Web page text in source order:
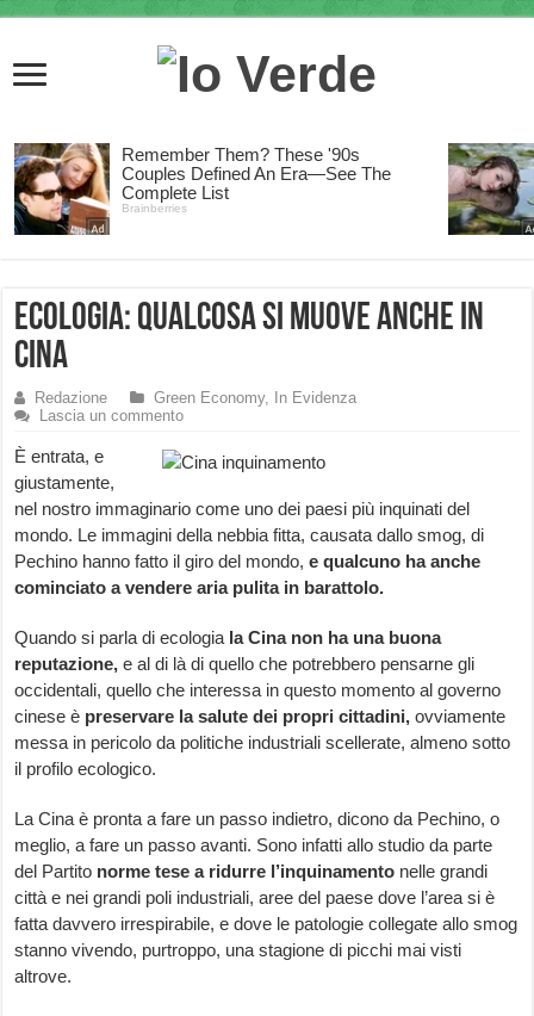
Ecologia: qualcosa si muove anche in
Cina
Redazione Green Economy,
In Evidenza
Lascia un commento
È entrata, e
giustamente,
nel nostro immaginario come uno dei paesi più inquinati del
mondo. Le immagini della nebbia fitta, causata dallo smog, di
Pechino hanno fatto il giro del mondo,e qualcuno ha anche
cominciato a vendere aria pulita in barattolo.
Quando si parla di ecologia la Cina non ha una buona
reputazione,e al di là di quello che potrebbero pensarne gli
occidentali, quello che interessa in questo momento al governo
cinese è preservare la salute dei propri cittadini,ovviamente
messa in pericolo da politiche industriali scellerate, almeno sotto
il profilo ecologico.
La Cina è pronta a fare un passo indietro, dicono da Pechino, o
meglio, a fare un passo avanti. Sono infatti allo studio da parte
del Partito norme tese a ridurre l’inquinamento nelle grandi
città e nei grandi poli industriali, aree del paese dove l’area si è
fatta davvero irrespirabile, e dove le patologie collegate allo smog
stanno vivendo, purtroppo, una stagione di picchi mai visti
altrove.